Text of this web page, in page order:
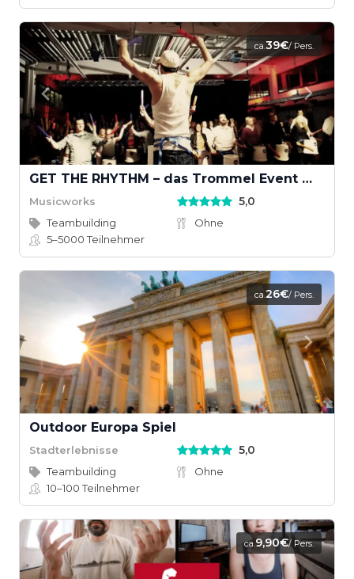
ca.39€/ Pers.
GET THE RHYTHM – das Trommel Event mit Groove
Musicworks 5,0
Teambuilding
Ohne
5–5000Teilnehmer
ca.26€/ Pers.
Outdoor Europa Spiel
Stadterlebnisse 5,0
Teambuilding
Ohne
10–100Teilnehmer
ca.9,90€/ Pers.